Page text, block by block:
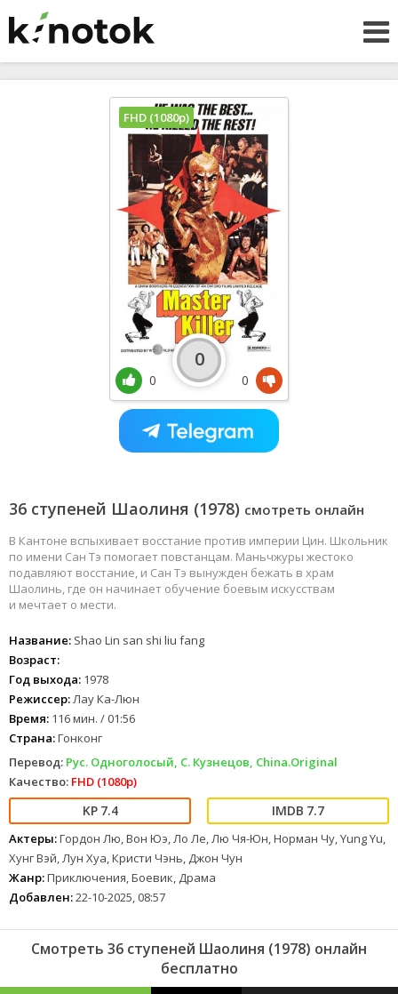
36 ступеней Шаолиня (1978) смотреть онлайн
В Кантоне вспыхивает восстание против империи Цин. Школьник
по имени Сан Тэ помогает повстанцам. Маньчжуры жестоко
подавляют восстание, и Сан Тэ вынужден бежать в храм
Шаолинь, где он начинает обучение боевым искусствам
и мечтает о мести.
Название: Shao Lin san shi liu fang
Возраст:
Год выхода: 1978
Режиссер:Лау Ка-Люн
Время: 116 мин. / 01:56
Страна:Гонконг
Перевод: Рус. Одноголосый, С. Кузнецов, China.Original
Качество: FHD (1080p)
7.4 7.7
Актеры:Гордон Лю, Вон Юэ, Ло Ле, Лю Чя-Юн, Норман Чу, Yung Yu,
Хунг Вэй, Лун Хуа, Кристи Чэнь, Джон Чун
Жанр:Приключения, Боевик, Драма
Добавлен:22-10-2025, 08:57
FHD (1080p)
0
0
0
Смотреть 36 ступеней Шаолиня (1978) онлайн
бесплатно